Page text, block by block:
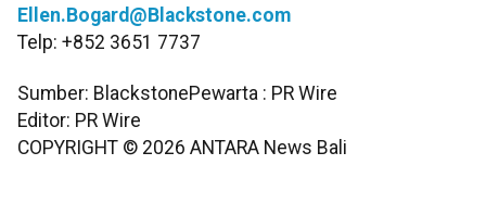
Ellen.Bogard@Blackstone.com
Telp: +852 3651 7737
Sumber: BlackstonePewarta : PR Wire
Editor: PR Wire
COPYRIGHT © 2026 ANTARA News Bali